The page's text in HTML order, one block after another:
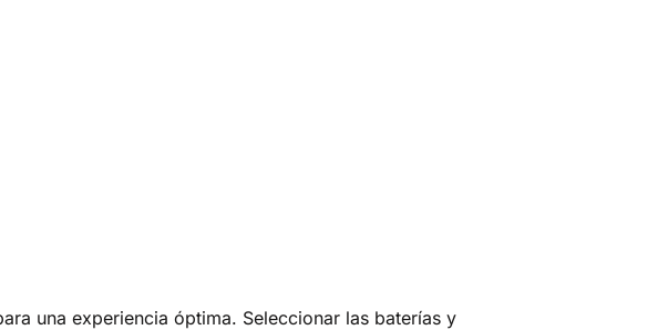
una experiencia óptima. Seleccionar las baterías y